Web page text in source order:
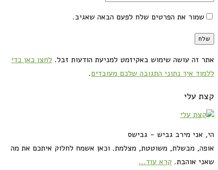
שמור את הפרטים שלח לפעם הבאה שאגיב.
אתר זה עושה שימוש באקיזמט למניעת הודעות זבל. לחצו כאן כדי
ללמוד איך נתוני התגובה שלכם מעובדים.
קצת עלי
הי, אני מירב גביש - גבישס
אופה, מבשלת, משוטטת, מצלמת. וכאן אשמח לחלוק איתכם את מה
שאני אוהבת. קרא עוד...